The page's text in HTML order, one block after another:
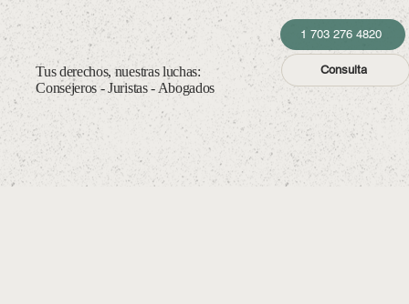
Tus derechos, nuestras luchas:
Consejeros - Juristas - Abogados
1 703 276 4820
Consulta